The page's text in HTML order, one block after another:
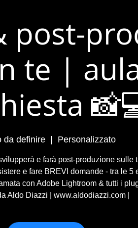
post-
te |
da definire Personalizzato
e farà post-produzione sulle
e fare BREVI domande - tra le 5
con Adobe Lightroom & tutti i
Aldo Diazzi | www.aldodiazzi.com |